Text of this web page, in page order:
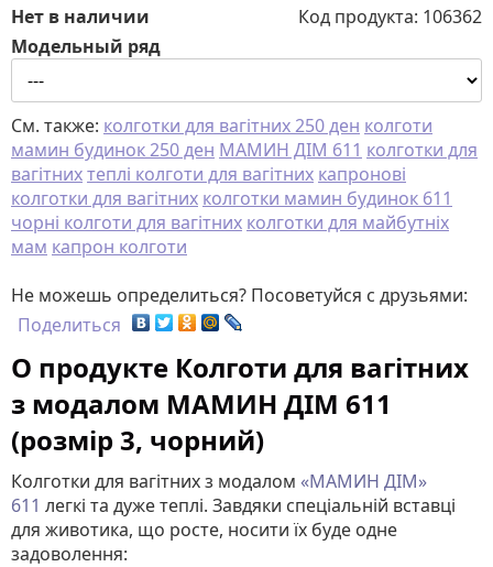
Нет в наличии Код продукта: 106362
Модельный ряд
См. также: колготки для вагітних 250 ден колготи
мамин будинок 250 ден МАМИН ДІМ 611 колготки для
вагітнихтеплі колготи для вагітних капронові
колготки для вагітних колготки мамин будинок 611
чорні колготи для вагітних колготки для майбутніх
мам капрон колготи
Не можешь определиться? Посоветуйся с друзьями:
Поделиться
О продукте Колготи для вагітних
з модалом МАМИН ДІМ 611
(розмір 3, чорний)
Колготки для вагітних з модалом «МАМИН ДІМ»
611 легкі та дуже теплі. Завдяки спеціальній вставці
для животика, що росте, носити їх буде одне
задоволення: